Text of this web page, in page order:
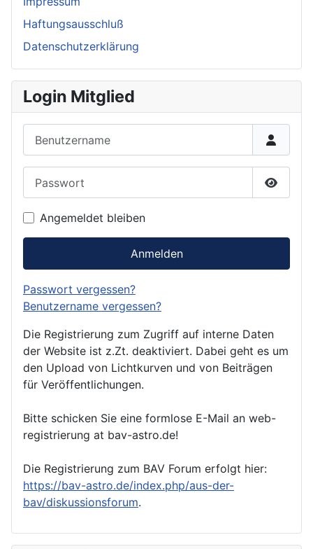
Haftungsausschluß
Datenschutzerklärung
Login Mitglied
Angemeldet bleiben
Anmelden
Passwort vergessen?
Benutzername vergessen?
Die Registrierung zum Zugriff auf interne Daten
der Website ist z.Zt. deaktiviert. Dabei geht es um
den Upload von Lichtkurven und von Beiträgen
für Veröffentlichungen.
Bitte schicken Sie eine formlose E-Mail an web-
registrierung at bav-astro.de!
Die Registrierung zum BAV Forum erfolgt hier:
https://bav-astro.de/index.php/aus-der-
bav/diskussionsforum.